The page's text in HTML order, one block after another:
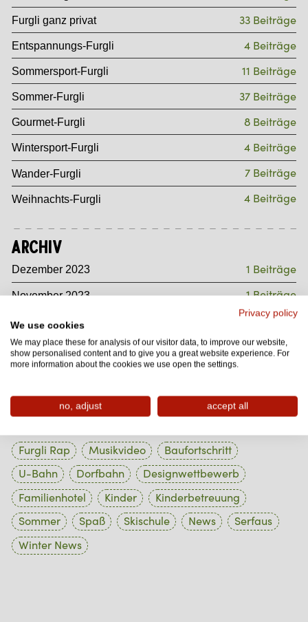
Furgli ganz privat 33 Beiträge
Entspannungs-Furgli 4 Beiträge
Sommersport-Furgli 11 Beiträge
Sommer-Furgli 37 Beiträge
Gourmet-Furgli 8 Beiträge
Wintersport-Furgli 4 Beiträge
Wander-Furgli 7 Beiträge
Weihnachts-Furgli 4 Beiträge
Archiv
Dezember 2023 1 Beiträge
November 2023 1 Beiträge
Oktober 2023 1 Beiträge
September 2023 1 Beiträge
August 2023
Tag Cloud
Furgli Rap Musikvideo
Baufortschritt
U-Bahn
Dorfbahn
Designwettbewerb
Familienhotel
Kinder
Kinderbetreuung
Sommer
Spaß Skischule News
Serfaus
Winter News
Privacy policy
We use cookies
We may place these for analysis of our visitor data, to improve our website,
show personalised content and to give you a great website experience. For
more information about the cookies we use open the settings.
no, adjust accept all